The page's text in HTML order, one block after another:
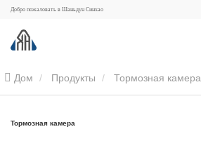
Добро пожаловать в Шаньдун Синхао
Дом Продукты Тормозная камера
Тормозная камера